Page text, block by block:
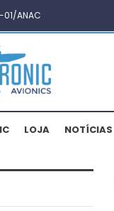
ANAC
LOJA NOTÍCIAS